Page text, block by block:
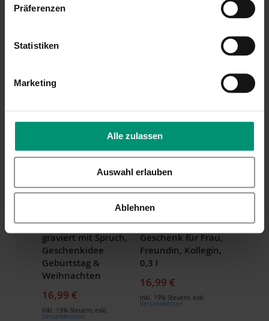
Präferenzen
Statistiken
Marketing
Alle zulassen
Auswahl erlauben
Ablehnen
LEONARDO Daily
Weinglas mit
Gravur,
Wunschtext, Glas
graviert mit Spruch,
Geschenkidee
Geburtstag &
Weihnachten
16,99 €
Inkl. 19% Steuern, exkl.
Versandkosten
LEONARDO
Weinglas Daily mit
Gravur,
mit Namen oder
Wunschtext,
Geschenk für Frau,
Freundin, Kollegin,
0,3 l
16,99 €
Inkl. 19% Steuern, exkl.
Versandkosten